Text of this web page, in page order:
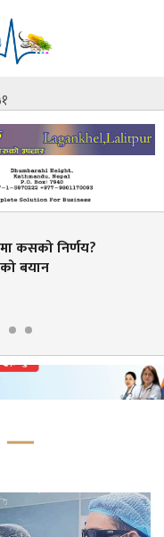
कसको निर्णय?
बयान